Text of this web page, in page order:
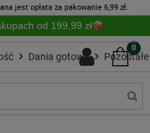
jest opłata za pakowanie 6,99 zł.
od 199,99 zł
0
Dania gotowe